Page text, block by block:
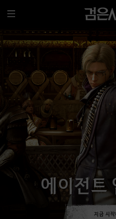
전
체
메
뉴
에이전트
지금 시작